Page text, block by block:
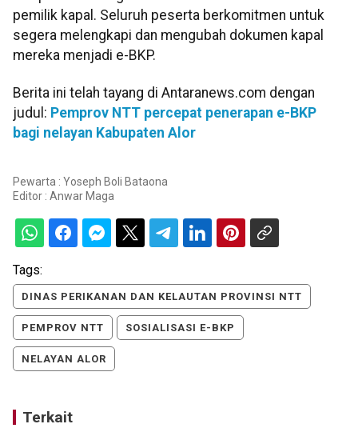
pemilik kapal. Seluruh peserta berkomitmen untuk
segera melengkapi dan mengubah dokumen kapal
mereka menjadi e-BKP.
Berita ini telah tayang di Antaranews.com dengan
judul: Pemprov NTT percepat penerapan e-BKP
bagi nelayan Kabupaten Alor
Pewarta : Yoseph Boli Bataona
Editor : Anwar Maga
Tags:
DINAS PERIKANAN DAN KELAUTAN PROVINSI NTT
PEMPROV NTT SOSIALISASI E-BKP
NELAYAN ALOR
Terkait